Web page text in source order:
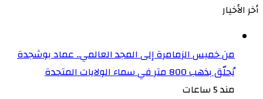
أخر الأخيار
من خميس الزمامرة إلى المجد العالمي.. عماد بوشجدة
يُحلّق بذهب 800 متر في سماء الولايات المتحدة
مند 5 ساعات